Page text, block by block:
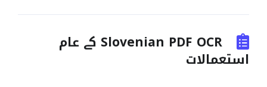
Slovenian PDF OCR کے عام
استعمالات